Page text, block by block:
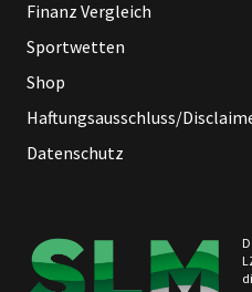
Finanz Vergleich
Sportwetten
Shop
Haftungsausschluss/
Datenschutz